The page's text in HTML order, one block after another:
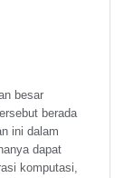
besar
berada
ini dalam
dapat
komputasi,